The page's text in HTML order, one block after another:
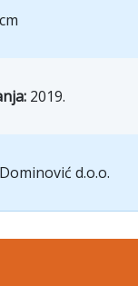
2019.
Dominović d.o.o.